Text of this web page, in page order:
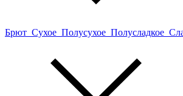
Брют Сухое Полусухое Полусладкое